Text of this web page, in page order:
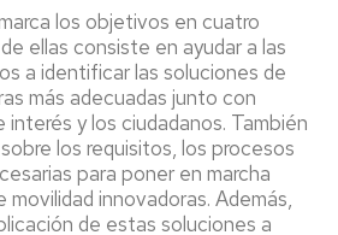
los objetivos en cuatro
ellas consiste en ayudar a las
a identificar las soluciones de
más adecuadas junto con
y los ciudadanos. También
los requisitos, los procesos
para poner en marcha
innovadoras. Además,
de estas soluciones a